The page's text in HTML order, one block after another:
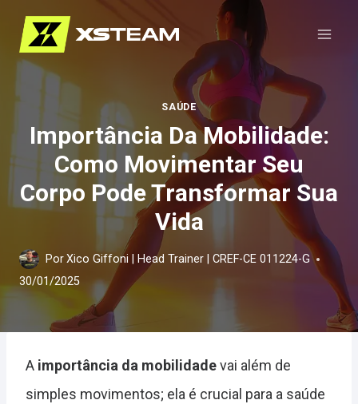
Pular
para
Conteúdo
SAÚDE
Importância Da Mobilidade:
Como Movimentar Seu
Corpo Pode Transformar Sua
Vida
PorXico Giffoni | Head Trainer | CREF-CE 011224-G
30/01/2025
A importância da mobilidadevai além de
simples movimentos; ela é crucial para a saúde